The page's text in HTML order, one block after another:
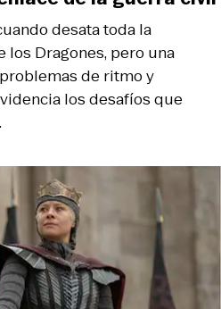
desata toda la
los Dragones, pero una
de ritmo y
los desafíos que